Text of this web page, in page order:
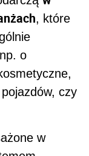
, które
o
czy
w